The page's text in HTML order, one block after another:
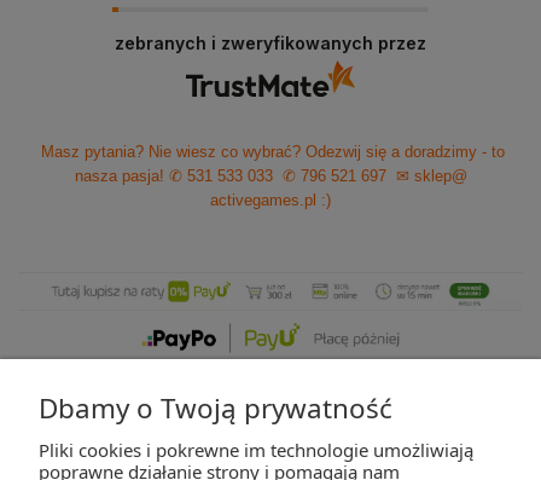
zebranych i zweryfikowanych przez
Masz pytania? Nie wiesz co wybrać? Odezwij się a doradzimy - to
nasza pasja! ✆ 531 533 033 ✆ 796 521 697
✉ sklep@
activegames.pl :)
ZAKUPY
Dbamy o Twoją prywatność
Pliki cookies i pokrewne im technologie umożliwiają
poprawne działanie strony i pomagają nam